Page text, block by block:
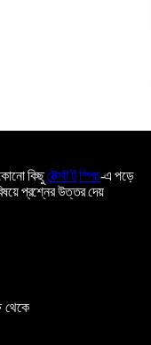
কিছুটেক্সট টু স্পিচ-এ পড়ে
প্রশ্নের উত্তর দেয়